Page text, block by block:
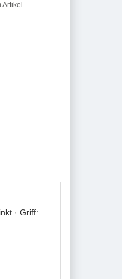
· Griff: